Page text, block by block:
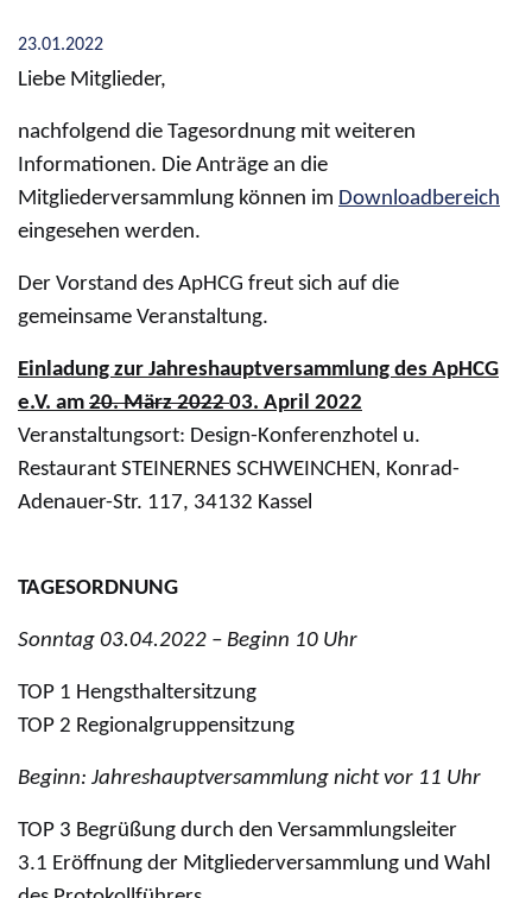
23.01.2022
Liebe Mitglieder,
nachfolgend die Tagesordnung mit weiteren
Informationen. Die Anträge an die
Mitgliederversammlung können im Downloadbereich
eingesehen werden.
Der Vorstand des ApHCG freut sich auf die
gemeinsame Veranstaltung.
Einladung zur Jahreshauptversammlung des ApHCG
e.V. am 20. März 202203. April 2022
Veranstaltungsort: Design-Konferenzhotel u.
Restaurant STEINERNES SCHWEINCHEN, Konrad-
Adenauer-Str. 117, 34132 Kassel
TAGESORDNUNG
Sonntag 03.04.2022 – Beginn 10 Uhr
TOP 1 Hengsthaltersitzung
TOP 2 Regionalgruppensitzung
Beginn: Jahreshauptversammlung nicht vor 11 Uhr
TOP 3 Begrüßung durch den Versammlungsleiter
3.1 Eröﬀnung der Mitgliederversammlung und Wahl